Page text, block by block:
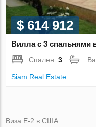
$ 614 912
Вилла с 3 спальнями
Спален:3
Siam Real Estate
Виза Е-2 в США